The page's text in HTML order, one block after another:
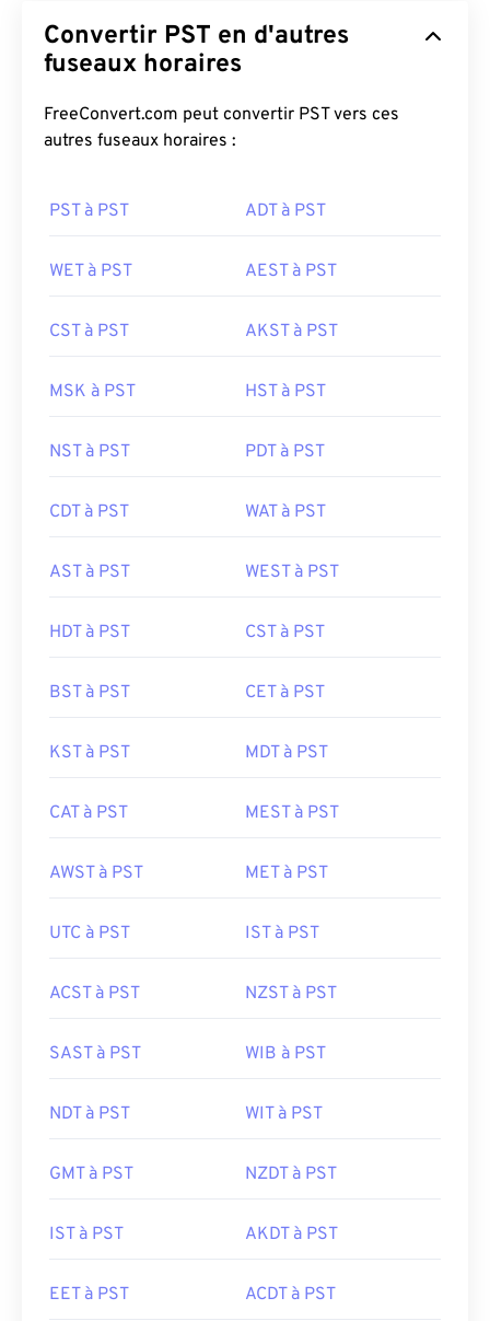
Convertir PST en d'autres
fuseaux horaires
FreeConvert.com peut convertir PST vers ces
autres fuseaux horaires :
PST à PST ADT à PST
WET à PST AEST à PST
CST à PST AKST à PST
MSK à PST HST à PST
NST à PST PDT à PST
CDT à PST WAT à PST
AST à PST WEST à PST
HDT à PST CST à PST
BST à PST CET à PST
KST à PST MDT à PST
CAT à PST MEST à PST
AWST à PST MET à PST
UTC à PST IST à PST
ACST à PST NZST à PST
SAST à PST WIB à PST
NDT à PST WIT à PST
GMT à PST NZDT à PST
IST à PST AKDT à PST
EET à PST ACDT à PST